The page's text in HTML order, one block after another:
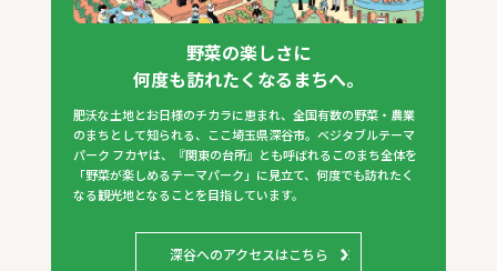
野菜の楽しさに
何度も訪れたくなるまちへ。
肥沃な土地とお日様のチカラに恵まれ、全国有数の野菜・農業
のまちとして知られる、ここ埼玉県深谷市。ベジタブルテーマ
パーク フカヤは、『関東の台所』とも呼ばれるこのまち全体を
「野菜が楽しめるテーマパーク」に見立て、何度でも訪れたく
なる観光地となることを目指しています。
深谷へのアクセスはこちら